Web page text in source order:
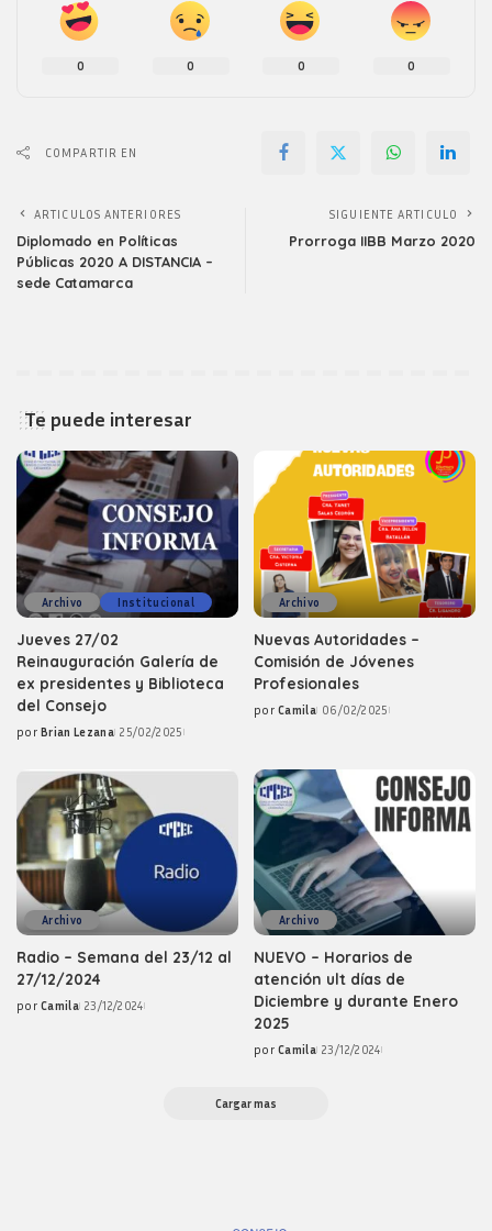
0 0 0 0
COMPARTIR EN
ARTICULOS ANTERIORES
Diplomado en Políticas
Públicas 2020 A DISTANCIA –
sede Catamarca
SIGUIENTE ARTICULO
Prorroga IIBB Marzo 2020
Te puede interesar
Archivo Institucional
Jueves 27/02
Reinauguración Galería de
ex presidentes y Biblioteca
del Consejo
Posted
por Brian Lezana 25/02/2025
Archivo
Nuevas Autoridades –
Comisión de Jóvenes
Profesionales
Posted
por Camila 06/02/2025
Archivo
Radio – Semana del 23/12 al
27/12/2024
Posted
por Camila 23/12/2024
Archivo
NUEVO – Horarios de
atención ult días de
Diciembre y durante Enero
2025
Posted
por Camila 23/12/2024
Cargar mas